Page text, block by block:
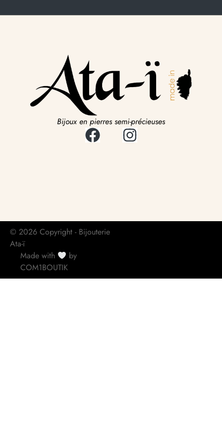
Bijoux en pierres semi-précieuses
© 2026 Copyright - Bijouterie
Ata-ï
Made with
by
COM1BOUTIK